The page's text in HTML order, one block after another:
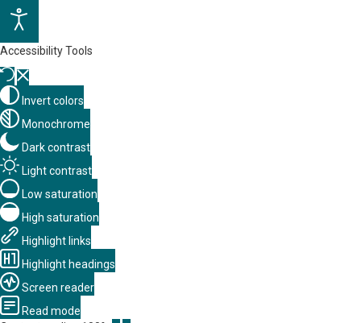
Accessibility Tools
Invert colors
Monochrome
Dark contrast
Light contrast
Low saturation
High saturation
Highlight links
Highlight headings
Screen reader
Read mode